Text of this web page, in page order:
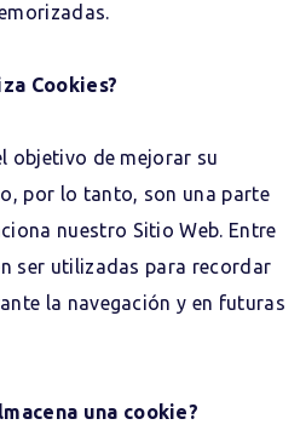
Cookies?
objetivo de mejorar su
por lo tanto, son una parte
nuestro Sitio Web. Entre
ser utilizadas para recordar
la navegación y en futuras
una cookie?